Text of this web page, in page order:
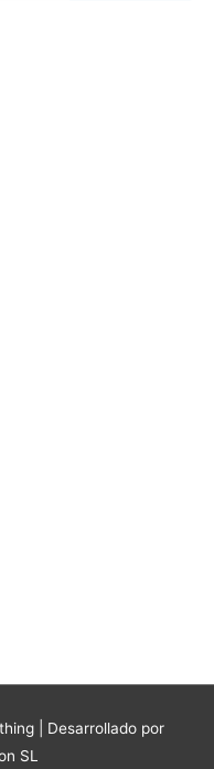
| Desarrollado por
SL